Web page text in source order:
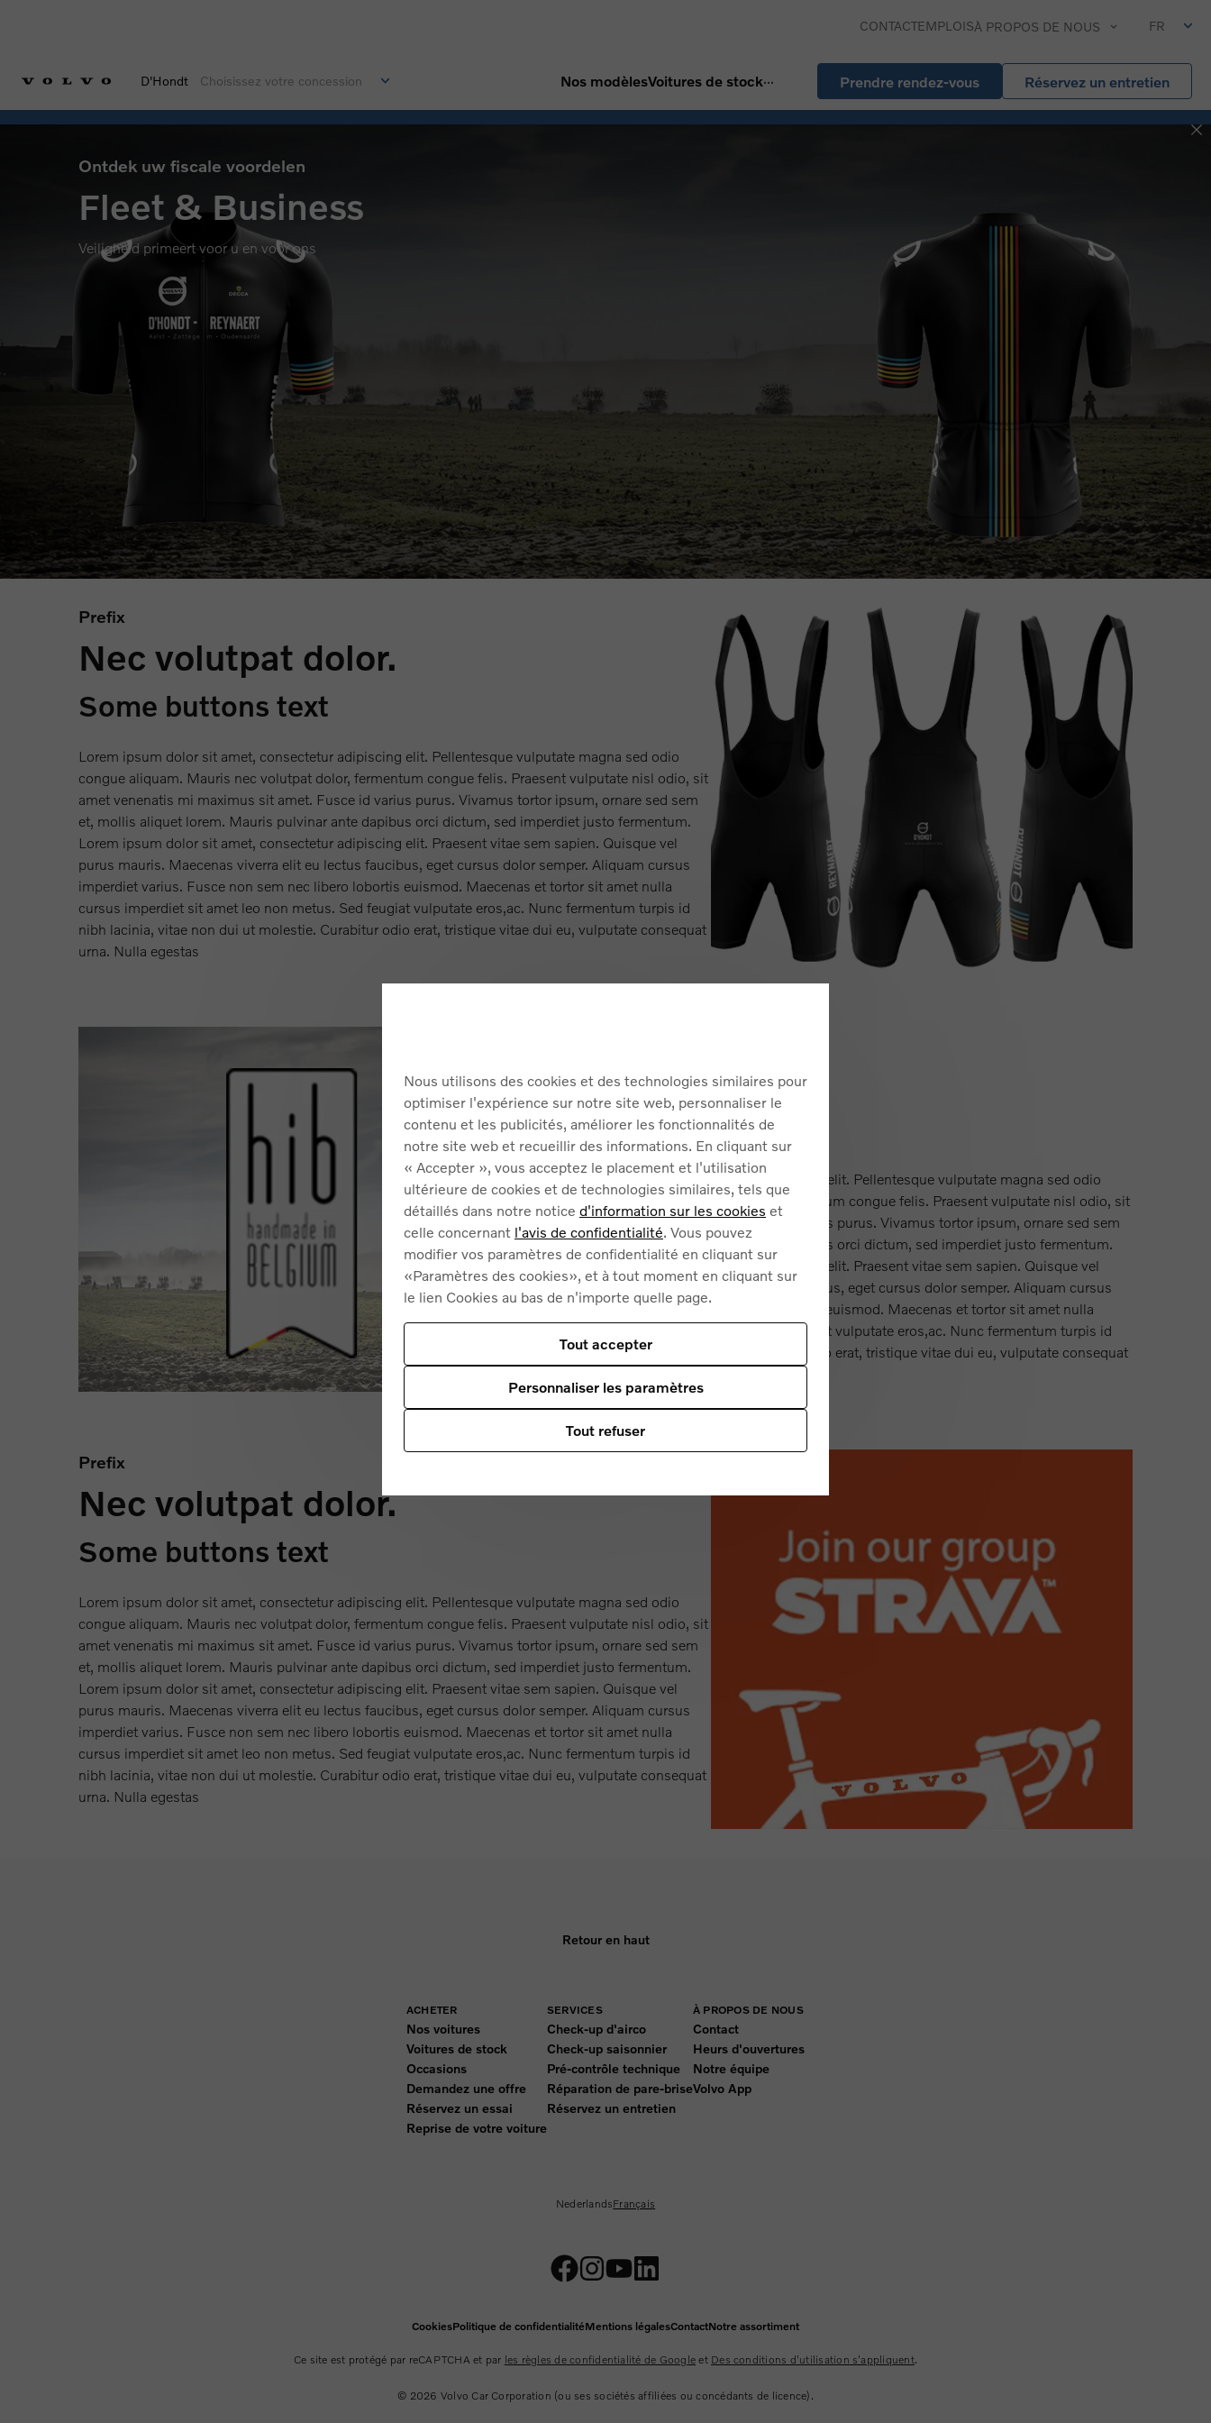
CONTACTEMPLOISÀ PROPOS DE NOUS FR
D'Hondt Choisissez votre concession Nos modèlesVoitures de stock Prendre rendez-vous Réservez un entretien
Ontdek uw fiscale voordelen
Fleet & Business
Veiligheid primeert voor u en voor ons
Prefix
Nec volutpat dolor.
Some buttons text
Lorem ipsum dolor sit amet, consectetur adipiscing elit. Pellentesque vulputate magna sed odio
congue aliquam. Mauris nec volutpat dolor, fermentum congue felis. Praesent vulputate nisl odio, sit
amet venenatis mi maximus sit amet. Fusce id varius purus. Vivamus tortor ipsum, ornare sed sem
et, mollis aliquet lorem. Mauris pulvinar ante dapibus orci dictum, sed imperdiet justo fermentum.
Lorem ipsum dolor sit amet, consectetur adipiscing elit. Praesent vitae sem sapien. Quisque vel
purus mauris. Maecenas viverra elit eu lectus faucibus, eget cursus dolor semper. Aliquam cursus
imperdiet varius. Fusce non sem nec libero lobortis euismod. Maecenas et tortor sit amet nulla
cursus imperdiet sit amet leo non metus. Sed feugiat vulputate eros,ac. Nunc fermentum turpis id
nibh lacinia, vitae non dui ut molestie. Curabitur odio erat, tristique vitae dui eu, vulputate consequat
urna. Nulla egestas
Nec volutpat dolor.
Some buttons text
Lorem ipsum dolor sit amet, consectetur adipiscing elit. Pellentesque vulputate magna sed odio
congue aliquam. Mauris nec volutpat dolor, fermentum congue felis. Praesent vulputate nisl odio, sit
amet venenatis mi maximus sit amet. Fusce id varius purus. Vivamus tortor ipsum, ornare sed sem
et, mollis aliquet lorem. Mauris pulvinar ante dapibus orci dictum, sed imperdiet justo fermentum.
Lorem ipsum dolor sit amet, consectetur adipiscing elit. Praesent vitae sem sapien. Quisque vel
purus mauris. Maecenas viverra elit eu lectus faucibus, eget cursus dolor semper. Aliquam cursus
imperdiet varius. Fusce non sem nec libero lobortis euismod. Maecenas et tortor sit amet nulla
cursus imperdiet sit amet leo non metus. Sed feugiat vulputate eros,ac. Nunc fermentum turpis id
nibh lacinia, vitae non dui ut molestie. Curabitur odio erat, tristique vitae dui eu, vulputate consequat
Prefix
Nec volutpat dolor.
Some buttons text
Lorem ipsum dolor sit amet, consectetur adipiscing elit. Pellentesque vulputate magna sed odio
congue aliquam. Mauris nec volutpat dolor, fermentum congue felis. Praesent vulputate nisl odio, sit
amet venenatis mi maximus sit amet. Fusce id varius purus. Vivamus tortor ipsum, ornare sed sem
et, mollis aliquet lorem. Mauris pulvinar ante dapibus orci dictum, sed imperdiet justo fermentum.
Lorem ipsum dolor sit amet, consectetur adipiscing elit. Praesent vitae sem sapien. Quisque vel
purus mauris. Maecenas viverra elit eu lectus faucibus, eget cursus dolor semper. Aliquam cursus
imperdiet varius. Fusce non sem nec libero lobortis euismod. Maecenas et tortor sit amet nulla
cursus imperdiet sit amet leo non metus. Sed feugiat vulputate eros,ac. Nunc fermentum turpis id
nibh lacinia, vitae non dui ut molestie. Curabitur odio erat, tristique vitae dui eu, vulputate consequat
urna. Nulla egestas
Retour en haut
ACHETER
Nos voitures
Voitures de stock
Occasions
Demandez une offre
Réservez un essai
Reprise de votre voiture
SERVICES
Check-up d'airco
Check-up saisonnier
Pré-contrôle technique
Réparation de pare-brise
Réservez un entretien
À PROPOS DE NOUS
Contact
Heurs d'ouvertures
Notre équipe
Volvo App
NederlandsFrançais
CookiesPolitique de confidentialitéMentions légalesContactNotre assortiment
Ce site est protégé par reCAPTCHA et par les règles de confidentialité de Google et Des conditions d'utilisation s'appliquent.
© 2026 Volvo Car Corporation (ou ses sociétés affiliées ou concédants de licence).
Nous utilisons des cookies et des technologies similaires pour
optimiser l'expérience sur notre site web, personnaliser le
contenu et les publicités, améliorer les fonctionnalités de
notre site web et recueillir des informations. En cliquant sur
« Accepter », vous acceptez le placement et l'utilisation
ultérieure de cookies et de technologies similaires, tels que
détaillés dans notre notice d'information sur les cookies et
celle concernant l'avis de confidentialité. Vous pouvez
modifier vos paramètres de confidentialité en cliquant sur
«Paramètres des cookies», et à tout moment en cliquant sur
le lien Cookies au bas de n'importe quelle page.
Tout accepter
Personnaliser les paramètres
Tout refuser